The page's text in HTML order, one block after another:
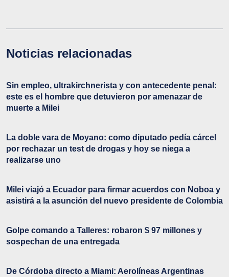
Noticias relacionadas
Sin empleo, ultrakirchnerista y con antecedente penal:
este es el hombre que detuvieron por amenazar de
muerte a Milei
La doble vara de Moyano: como diputado pedía cárcel
por rechazar un test de drogas y hoy se niega a
realizarse uno
Milei viajó a Ecuador para firmar acuerdos con Noboa y
asistirá a la asunción del nuevo presidente de Colombia
Golpe comando a Talleres: robaron $ 97 millones y
sospechan de una entregada
De Córdoba directo a Miami: Aerolíneas Argentinas